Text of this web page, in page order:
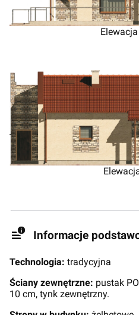
Informacje
Technologia: tradycyjna
Ściany zewnętrzne: pustak
10 cm, tynk zewnętrzny.